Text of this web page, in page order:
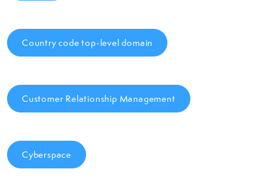
Country code top-level domain
Customer Relationship Management
Cyberspace